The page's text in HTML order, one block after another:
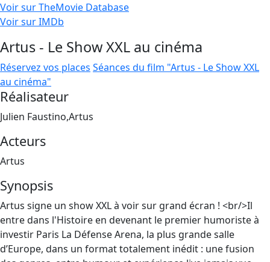
Voir sur TheMovie Database
Voir sur IMDb
Artus - Le Show XXL au cinéma
Réservez vos places Séances du film "Artus - Le Show XXL
au cinéma"
Réalisateur
Julien Faustino,Artus
Acteurs
Artus
Synopsis
Artus signe un show XXL à voir sur grand écran ! <br/>Il
entre dans l'Histoire en devenant le premier humoriste à
investir Paris La Défense Arena, la plus grande salle
d’Europe, dans un format totalement inédit : une fusion